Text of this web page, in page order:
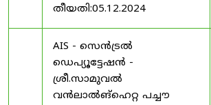
തീയതി:05.12.2024
AIS - സെൻട്രൽ
ഡെപ്യൂട്ടേഷൻ -
ശ്രീ.സാമുവൽ
വൻലാൽങ്‌ഹെറ്റ പച്ചൗ